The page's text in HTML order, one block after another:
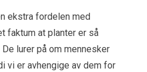
ekstra fordelen med
faktum at planter er så
lurer på om mennesker
vi er avhengige av dem for